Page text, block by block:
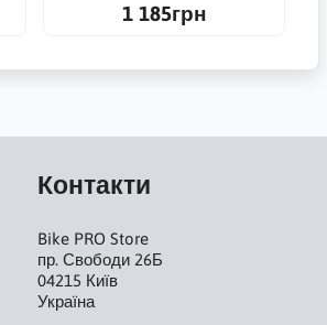
1 185грн
Контакти
Bike PRO Store
пр. Свободи 26Б
04215 Київ
Україна